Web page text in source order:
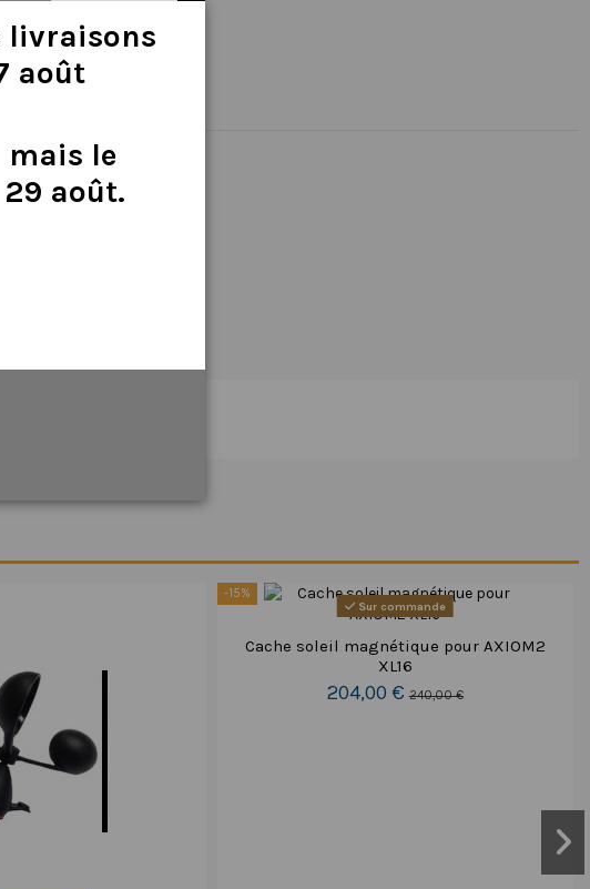
-15%
Sur commande
Cache soleil magnétique pour AXIOM2
XL16
204,00 €240,00 €
livraisons
août
mais le
29 août.